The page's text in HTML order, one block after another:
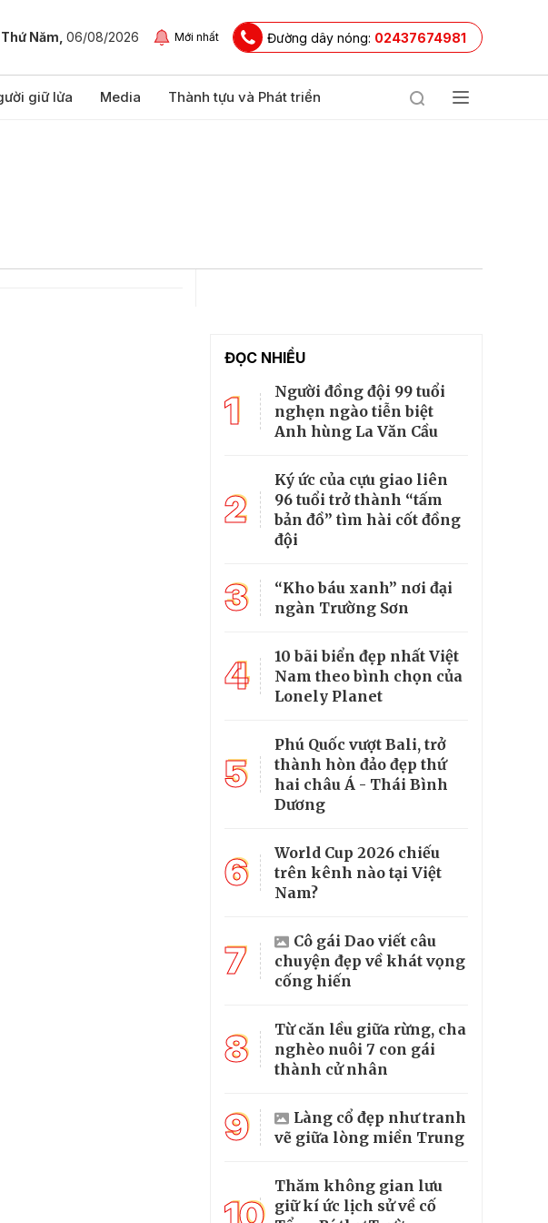
Thứ Năm, 06/08/2026 Mới nhất Đường dây nóng: 02437674981
giữ lửa Media Thành tựu và Phát triển
ĐỌC NHIỀU
1
Người đồng đội 99 tuổi
nghẹn ngào tiễn biệt
Anh hùng La Văn Cầu
2
Ký ức của cựu giao liên
96 tuổi trở thành “tấm
bản đồ” tìm hài cốt đồng
đội
3
“Kho báu xanh” nơi đại
ngàn Trường Sơn
4
10 bãi biển đẹp nhất Việt
Nam theo bình chọn của
Lonely Planet
5
Phú Quốc vượt Bali, trở
thành hòn đảo đẹp thứ
hai châu Á - Thái Bình
Dương
6
World Cup 2026 chiếu
trên kênh nào tại Việt
Nam?
7
Cô gái Dao viết câu
chuyện đẹp về khát vọng
cống hiến
8
Từ căn lều giữa rừng, cha
nghèo nuôi 7 con gái
thành cử nhân
9
Làng cổ đẹp như tranh
vẽ giữa lòng miền Trung
Thăm không gian lưu
giữ kí ức lịch sử về cố